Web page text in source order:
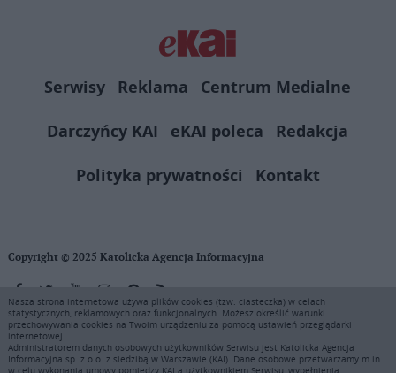
Serwisy Reklama
Centrum Medialne
Darczyńcy KAI
eKAI poleca
Redakcja
Polityka prywatności
Kontakt
Copyright © 2025 Katolicka Agencja Informacyjna
KAI zastrzega wszelkie prawa do serwisu. Użytkownicy mogą pobierać
i drukować fragmenty zawartości serwisu internetowego www.ekai.pl
wyłącznie do użytku osobistego. Publikacja, rozpowszechnianie
zawartości niniejszego serwisu lub jej sprzedaż (także framing i in.
Nasza strona internetowa używa plików cookies (tzw. ciasteczka) w celach
statystycznych, reklamowych oraz funkcjonalnych. Możesz określić warunki
przechowywania cookies na Twoim urządzeniu za pomocą ustawień przeglądarki
internetowej.
Administratorem danych osobowych użytkowników Serwisu jest Katolicka Agencja
Informacyjna sp. z o.o. z siedzibą w Warszawie (KAI). Dane osobowe przetwarzamy m.in.